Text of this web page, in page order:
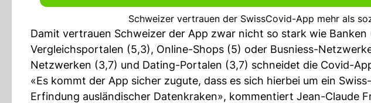
Schweizer vertrauen der SwissCovid-App mehr als
Damit vertrauen Schweizer der App zwar nicht so stark wie
Vergleichsportalen (5,3), Online-Shops (5) oder Busniess-
Netzwerken (3,7) und Dating-Portalen (3,7) schneidet die Covid-
«Es kommt der App sicher zugute, dass es sich hierbei um ein
Erfindung ausländischer Datenkraken», kommentiert Jean-Claude